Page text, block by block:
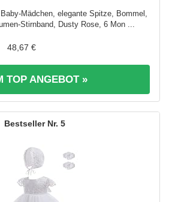
Mädchen, elegante Spitze, Bommel,
Stirnband, Dusty Rose, 6 Mon ...
48,67 €
TOP ANGEBOT »
5